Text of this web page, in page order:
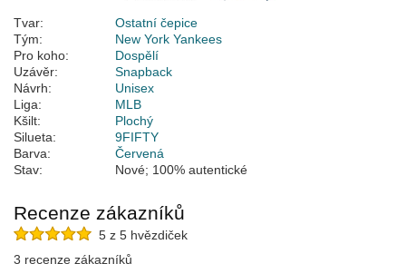
Tvar:
Ostatní čepice
Tým:
New York Yankees
Pro koho:
Dospělí
Uzávěr:
Snapback
Návrh:
Unisex
Liga:
MLB
Kšilt:
Plochý
Silueta:
9FIFTY
Barva:
Červená
Stav:
Nové; 100% autentické
Recenze zákazníků
5 z 5 hvězdiček
3 recenze zákazníků